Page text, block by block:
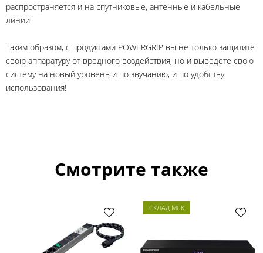
распространяется и на спутниковые, антенные и кабельные
линии.
Таким образом, с продуктами POWERGRIP вы не только защитите
свою аппаратуру от вредного воздействия, но и выведете свою
систему на новый уровень и по звучанию, и по удобству
использования!
Смотрите также
СКЛАД МСК